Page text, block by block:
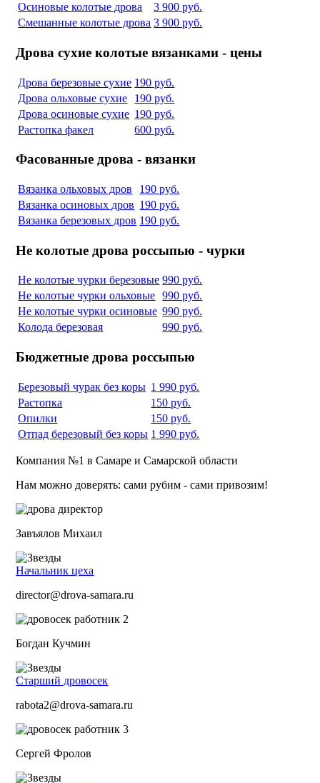
Осиновые колотые дрова
3 900 руб.
Смешанные колотые дрова 3 900 руб.
Дрова сухие колотые вязанками - цены
Дрова березовые сухие 190 руб.
Дрова ольховые сухие
190 руб.
Дрова осиновые сухие 190 руб.
Растопка факел
600 руб.
Фасованные дрова - вязанки
Вязанка ольховых дров
190 руб.
Вязанка осиновых дров 190 руб.
Вязанка березовых дров 190 руб.
Не колотые дрова россыпью - чурки
Не колотые чурки березовые 990 руб.
Не колотые чурки ольховые
990 руб.
Не колотые чурки осиновые 990 руб.
Колода березовая
990 руб.
Бюджетные дрова россыпью
Березовый чурак без коры 1 990 руб.
Растопка
150 руб.
Опилки
150 руб.
Отпад березовый без коры 1 990 руб.
Компания №1 в Самаре и Самарской области
Нам можно доверять: сами рубим - сами привозим!
Завъялов Михаил
Начальник цеха
director@drova-samara.ru
Богдан Кучмин
Старший дровосек
rabota2@drova-samara.ru
Сергей Фролов